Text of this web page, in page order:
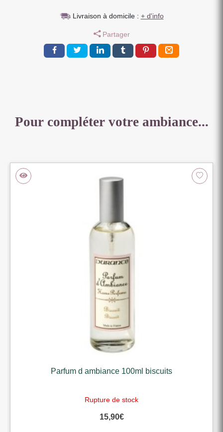
ENV
BRANCHES
7
X
Livraison à domicile : + d'info
Partager
Pour compléter votre ambiance...
Parfum d ambiance 100ml biscuits
Rupture de stock
15,90€